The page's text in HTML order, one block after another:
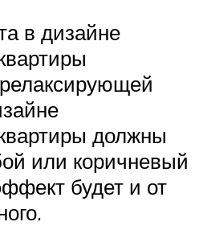
в дизайне
должны
или коричневый
будет и от